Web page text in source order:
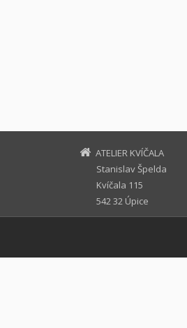
ATELIER KVÍČALA
Stanislav Špelda
Kvíčala 115
542 32 Úpice